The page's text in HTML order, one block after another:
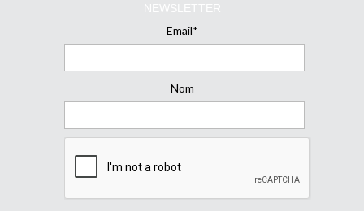
NEWSLETTER
Email*
Nom